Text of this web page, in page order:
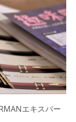
エキスパー